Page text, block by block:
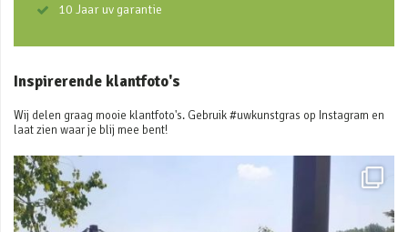
10 Jaar uv garantie
Inspirerende klantfoto's
Wij delen graag mooie klantfoto's. Gebruik #uwkunstgras op Instagram en
laat zien waar je blij mee bent!